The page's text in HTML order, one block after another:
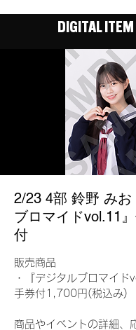
DIGITAL
2/23 4部 鈴野 みお
ブロマイドvol.11
付
販売商品
・『デジタルブロマイ
手券付1,700円(税込み)
商品やイベントの詳細、